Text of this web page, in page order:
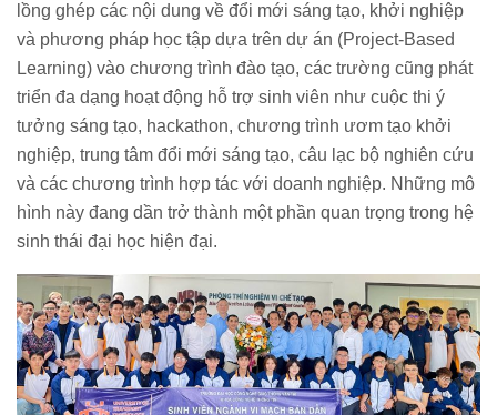
lồng ghép các nội dung về đổi mới sáng tạo, khởi nghiệp
và phương pháp học tập dựa trên dự án (Project-Based
Learning) vào chương trình đào tạo, các trường cũng phát
triển đa dạng hoạt động hỗ trợ sinh viên như cuộc thi ý
tưởng sáng tạo, hackathon, chương trình ươm tạo khởi
nghiệp, trung tâm đổi mới sáng tạo, câu lạc bộ nghiên cứu
và các chương trình hợp tác với doanh nghiệp. Những mô
hình này đang dần trở thành một phần quan trọng trong hệ
sinh thái đại học hiện đại.